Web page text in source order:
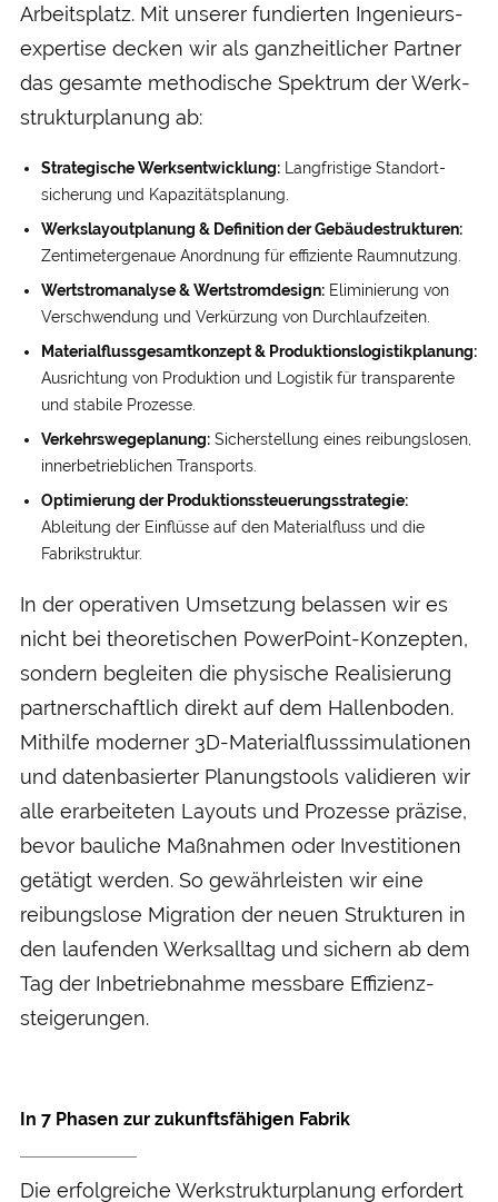
Arbeits­platz. Mit unserer fundierten Ingenieurs­
expertise decken wir als ganz­heitlicher Partner
das gesamte methodische Spektrum der Werk­
struktur­planung ab:
Strategische Werks­entwicklung:Langfristige Standort­
sicherung und Kapazitäts­planung.
Werks­layout­planung & Definition der Gebäude­strukturen:
Zentimeter­genaue Anordnung für effiziente Raum­nutzung.
Wert­strom­analyse & Wert­strom­design:Eliminierung von
Ver­schwendung und Ver­kürzung von Durch­laufzeiten.
Material­fluss­gesamt­konzept & Produktions­logistik­planung:
Aus­richtung von Produktion und Logistik für transparente
und stabile Prozesse.
Verkehrs­wege­planung:Sicher­stellung eines reibungs­losen,
inner­betrieblichen Transports.
Optimierung der Produktions­steuerungs­strategie:
Ableitung der Einflüsse auf den Material­fluss und die
Fabrik­struktur.
In der operativen Umsetzung belassen wir es
nicht bei theoretischen PowerPoint-Konzepten,
sondern be­gleiten die physische Realisierung
partner­schaftlich direkt auf dem Hallen­boden.
Mithilfe moderner 3D-Material­fluss­simulationen
und daten­basierter Planungs­tools validieren wir
alle erarbeiteten Layouts und Prozesse präzise,
bevor bau­liche Maß­nahmen oder Investitionen
getätigt werden. So gewähr­leisten wir eine
reibungs­lose Migration der neuen Strukturen in
den laufenden Werks­alltag und sichern ab dem
Tag der In­betrieb­nahme mess­bare Effizienz­
steigerungen.
In 7 Phasen zur zukunftsfähigen Fabrik
Die erfolg­reiche Werk­struktur­planung erfordert